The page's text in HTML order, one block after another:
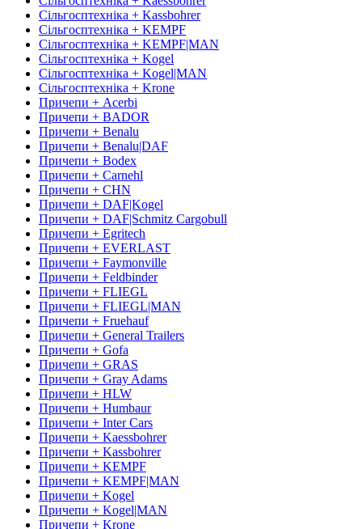
Сільгосптехніка + Kassbohrer
Сільгосптехніка + KEMPF
Сільгосптехніка + KEMPF|MAN
Сільгосптехніка + Kogel
Сільгосптехніка + Kogel|MAN
Сільгосптехніка + Krone
Причепи + Acerbi
Причепи + BADOR
Причепи + Benalu
Причепи + Benalu|DAF
Причепи + Bodex
Причепи + Carnehl
Причепи + CHN
Причепи + DAF|Kogel
Причепи + DAF|Schmitz Cargobull
Причепи + Egritech
Причепи + EVERLAST
Причепи + Faymonville
Причепи + Feldbinder
Причепи + FLIEGL
Причепи + FLIEGL|MAN
Причепи + Fruehauf
Причепи + General Trailers
Причепи + Gofa
Причепи + GRAS
Причепи + Gray Adams
Причепи + HLW
Причепи + Humbaur
Причепи + Inter Cars
Причепи + Kaessbohrer
Причепи + Kassbohrer
Причепи + KEMPF
Причепи + KEMPF|MAN
Причепи + Kogel
Причепи + Kogel|MAN
Причепи + Krone